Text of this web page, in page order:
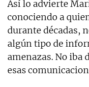
Así lo advierte
conociendo a
durante décadas,
algún tipo de
amenazas. No iba
esas